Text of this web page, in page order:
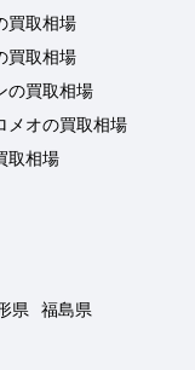
買取相場
買取相場
の買取相場
メオの買取相場
取相場
県
福島県